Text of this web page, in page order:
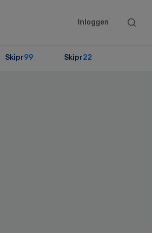
Inloggen
Search
Skipr99 Skipr22